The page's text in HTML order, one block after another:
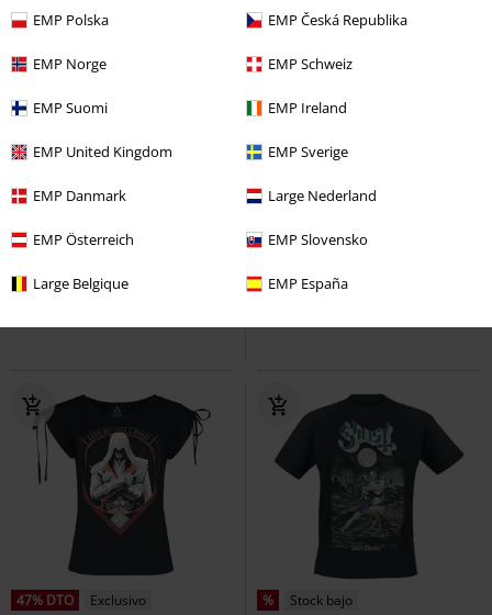
EMP Polska EMP Česká Republika
EMP Norge EMP Schweiz
EMP Suomi EMP Ireland
EMP United Kingdom EMP Sverige
EMP Danmark Large Nederland
EMP Österreich EMP Slovensko
Large Belgique EMP España
PVPR
25,99 €
Camiseta
16,99 €
Camiseta
47% DTO
Exclusivo
% Stock bajo